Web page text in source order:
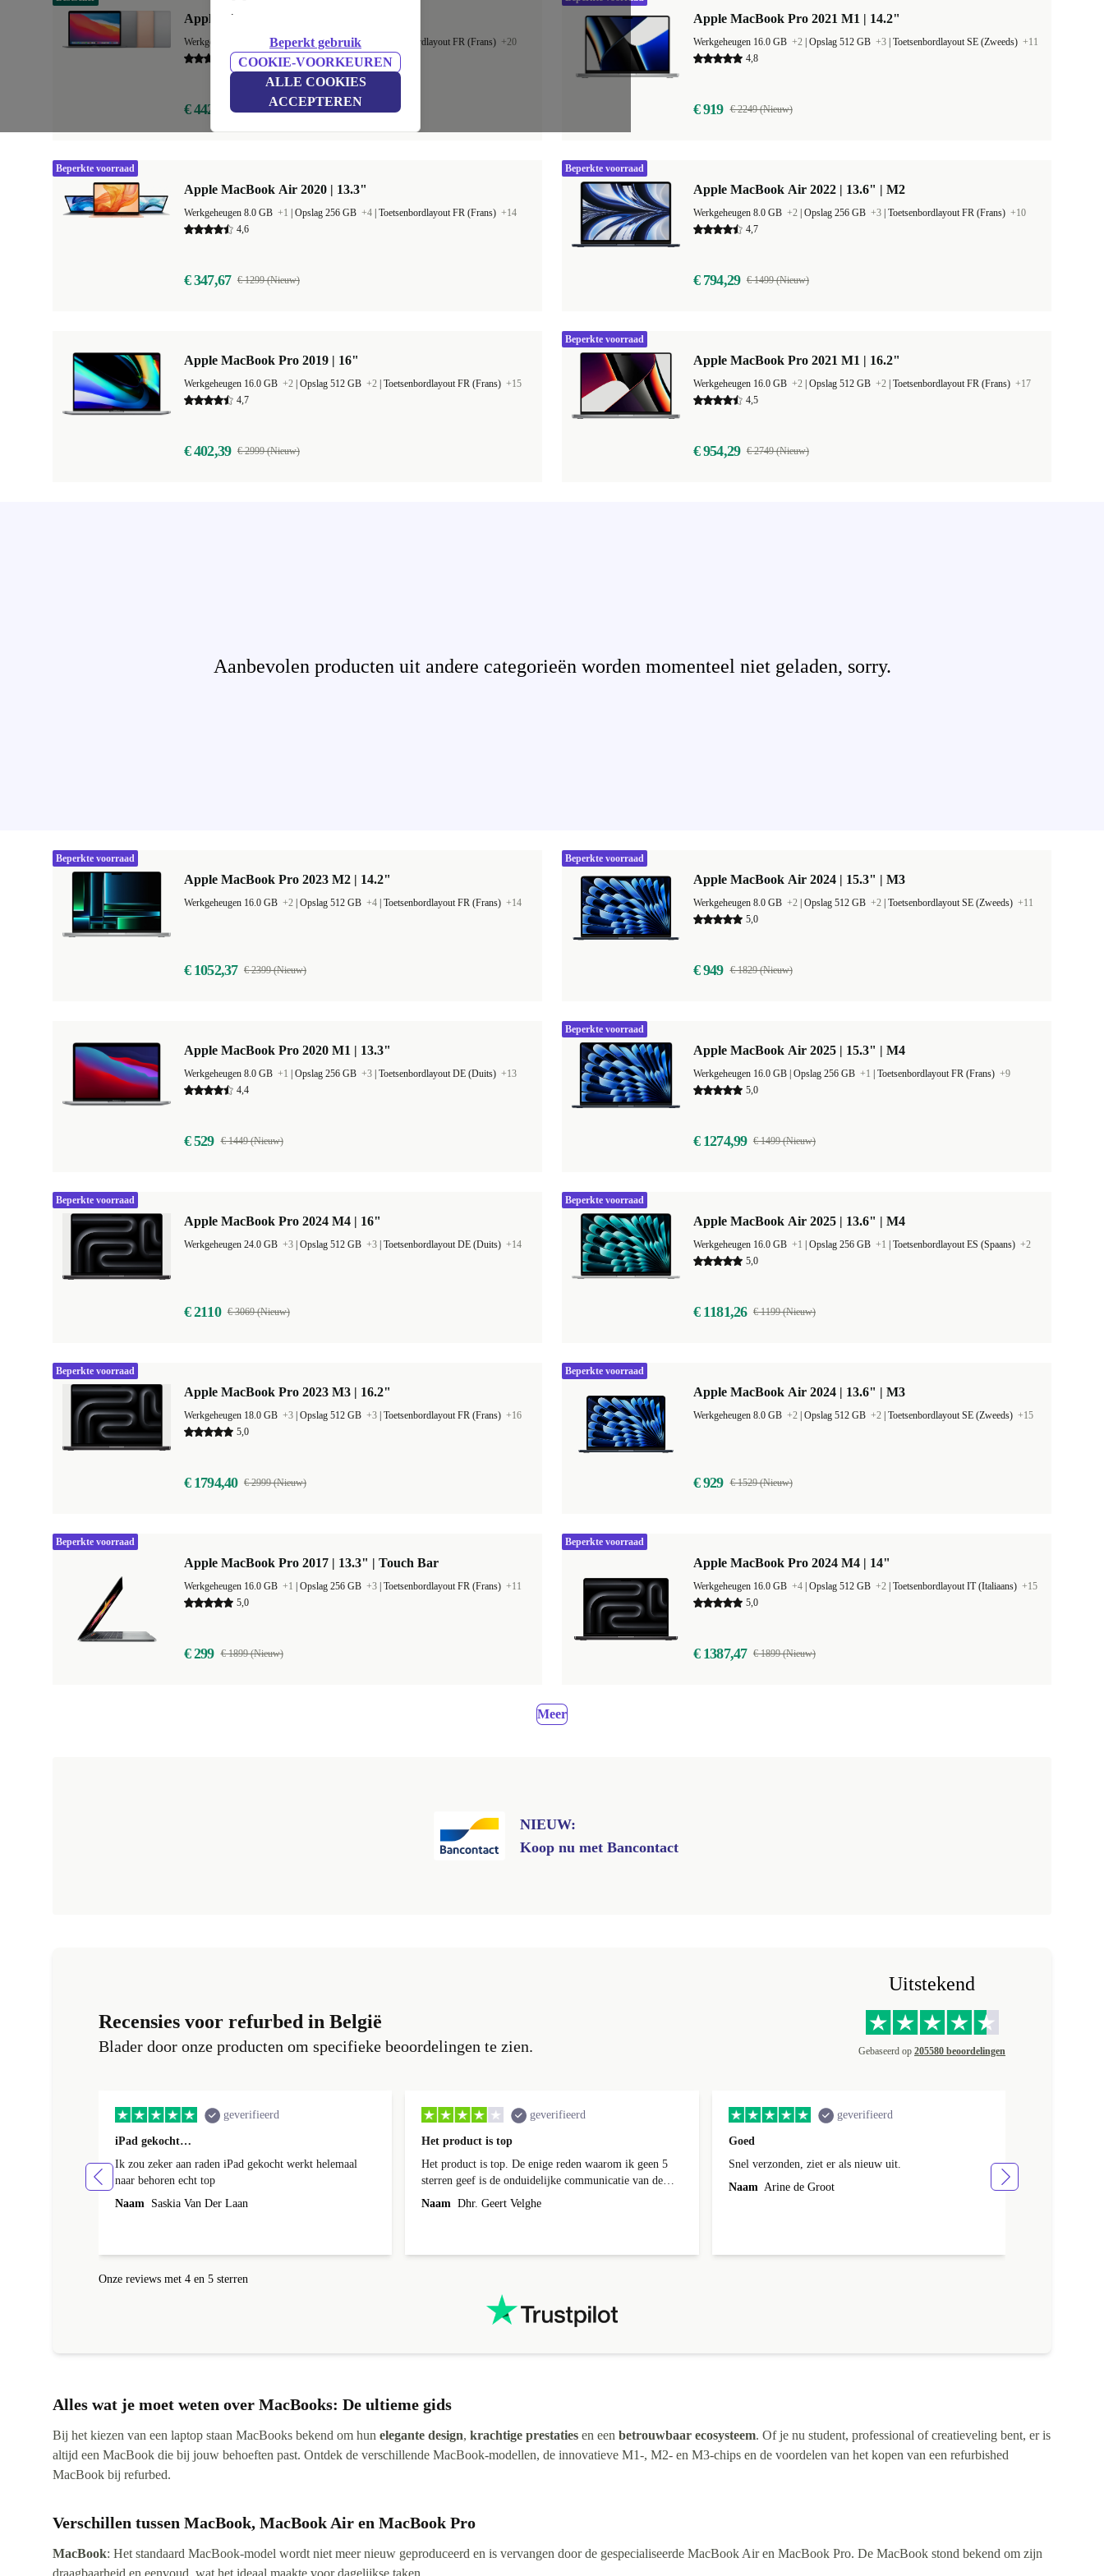
.
Beperkt gebruik
COOKIE-VOORKEUREN
ALLE COOKIES
ACCEPTEREN
Apple MacBook Air 2020 | 13.3" | M1
Werkgeheugen 8.0 GB+1 |Opslag 128 GB+4 Toetsenbordlayout FR (Frans) +20
4,9
€ 442,99 € 1129 (Nieuw)
Apple MacBook Pro 2021 M1 | 14.2"
Werkgeheugen 16.0 GB +2 Opslag 512 GB +3 Toetsenbordlayout SE (Zweeds) +11
4,8
€ 919 € 2249 (Nieuw)
Apple MacBook Air 2020 | 13.3"
Werkgeheugen 8.0 GB +1 Opslag 256 GB +4 Toetsenbordlayout FR (Frans) +14
4,6
€ 347,67 € 1299 (Nieuw)
Beperkte voorraad
Apple MacBook Air 2022 | 13.6" | M2
Werkgeheugen 8.0 GB +2 Opslag 256 GB +3 Toetsenbordlayout FR (Frans) +10
4,7
€ 794,29 € 1499 (Nieuw)
Beperkte voorraad
Apple MacBook Pro 2019 | 16"
Werkgeheugen 16.0 GB +2 Opslag 512 GB +2 Toetsenbordlayout FR (Frans) +15
4,7
€ 402,39 € 2999 (Nieuw)
Apple MacBook Pro 2021 M1 | 16.2"
Werkgeheugen 16.0 GB +2 Opslag 512 GB +2 Toetsenbordlayout FR (Frans) +17
4,5
€ 954,29 € 2749 (Nieuw)
Beperkte voorraad
Aanbevolen producten uit andere categorieën worden momenteel niet geladen, sorry.
Apple MacBook Pro 2023 M2 | 14.2"
Werkgeheugen 16.0 GB +2 Opslag 512 GB +4 Toetsenbordlayout FR (Frans) +14
€ 1052,37 € 2399 (Nieuw)
Beperkte voorraad
Apple MacBook Air 2024 | 15.3" | M3
Werkgeheugen 8.0 GB +2 Opslag 512 GB +2 Toetsenbordlayout SE (Zweeds) +11
5,0
€ 949 € 1829 (Nieuw)
Beperkte voorraad
Apple MacBook Pro 2020 M1 | 13.3"
Werkgeheugen 8.0 GB +1 Opslag 256 GB +3 Toetsenbordlayout DE (Duits) +13
4,4
€ 529 € 1449 (Nieuw)
Apple MacBook Air 2025 | 15.3" | M4
Opslag 256 GB +1 Toetsenbordlayout FR (Frans) +9
5,0
€ 1274,99 € 1499 (Nieuw)
Beperkte voorraad
Apple MacBook Pro 2024 M4 | 16"
Werkgeheugen 24.0 GB +3 Opslag 512 GB +3 Toetsenbordlayout DE (Duits) +14
€ 2110 € 3069 (Nieuw)
Beperkte voorraad
Apple MacBook Air 2025 | 13.6" | M4
Werkgeheugen 16.0 GB +1 Opslag 256 GB +1 Toetsenbordlayout ES (Spaans) +2
5,0
€ 1181,26 € 1199 (Nieuw)
Beperkte voorraad
Apple MacBook Pro 2023 M3 | 16.2"
Werkgeheugen 18.0 GB +3 Opslag 512 GB +3 Toetsenbordlayout FR (Frans) +16
5,0
€ 1794,40 € 2999 (Nieuw)
Beperkte voorraad
Apple MacBook Air 2024 | 13.6" | M3
Werkgeheugen 8.0 GB +2 Opslag 512 GB +2 Toetsenbordlayout SE (Zweeds) +15
€ 929 € 1529 (Nieuw)
Beperkte voorraad
Apple MacBook Pro 2017 | 13.3" | Touch Bar
Werkgeheugen 16.0 GB +1 Opslag 256 GB +3 Toetsenbordlayout FR (Frans) +11
5,0
€ 299 € 1899 (Nieuw)
Beperkte voorraad
Apple MacBook Pro 2024 M4 | 14"
Werkgeheugen 16.0 GB +4 Opslag 512 GB +2 Toetsenbordlayout IT (Italiaans) +15
5,0
€ 1387,47 € 1899 (Nieuw)
Beperkte voorraad
Meer
NIEUW:
Koop nu met Bancontact
Recensies voor refurbed in België
Blader door onze producten om specifieke beoordelingen te zien.
Uitstekend
Gebaseerd op 205580 beoordelingen
geverifieerd
iPad gekocht…
Ik zou zeker aan raden iPad gekocht werkt helemaal
naar behoren echt top
Naam Saskia Van Der Laan
geverifieerd
Het product is top
Het product is top. De enige reden waarom ik geen 5
sterren geef is de onduidelijke communicatie van de
levering.
Naam Dhr. Geert Velghe
geverifieerd
Goed
Snel verzonden, ziet er als nieuw uit.
Naam Arine de Groot
Onze reviews met 4 en 5 sterren
Alles wat je moet weten over MacBooks: De ultieme gids
Bij het kiezen van een laptop staan MacBooks bekend om hun elegante design, krachtige prestaties en een betrouwbaar ecosysteem. Of je nu student, professional of creatieveling bent, er is
altijd een MacBook die bij jouw behoeften past. Ontdek de verschillende MacBook-modellen, de innovatieve M1-, M2- en M3-chips en de voordelen van het kopen van een refurbished
MacBook bij refurbed.
Verschillen tussen MacBook, MacBook Air en MacBook Pro
MacBook: Het standaard MacBook-model wordt niet meer nieuw geproduceerd en is vervangen door de gespecialiseerde MacBook Air en MacBook Pro. De MacBook stond bekend om zijn
draagbaarheid en eenvoud, wat het ideaal maakte voor dagelijkse taken.